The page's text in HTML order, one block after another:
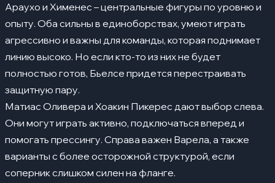
Араухо и Хименес – центральные фигуры по уровню и
опыту. Оба сильны в единоборствах, умеют играть
агрессивно и важны для команды, которая поднимает
линию высоко. Но если кто-то из них не будет
полностью готов, Бьелсе придется перестраивать
защитную пару.
Матиас Оливера и Хоакин Пикерес дают выбор слева.
Они могут играть активно, подключаться вперед и
помогать прессингу. Справа важен Варела, а также
варианты с более осторожной структурой, если
соперник слишком силен на фланге.